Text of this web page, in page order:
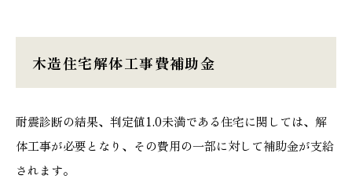
木造住宅解体工事費補助金
耐震診断の結果、判定値1.0未満である住宅に関しては、解
体工事が必要となり、その費用の一部に対して補助金が支給
されます。